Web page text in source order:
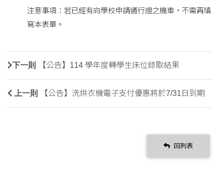
注意事項：若已經有向學校申請通行證之機車，不需再填
寫本表單。
下一則 【公告】114 學年度轉學生床位錄取結果
上一則 【公告】洗烘衣機電子支付優惠將於7/31日到期
回列表